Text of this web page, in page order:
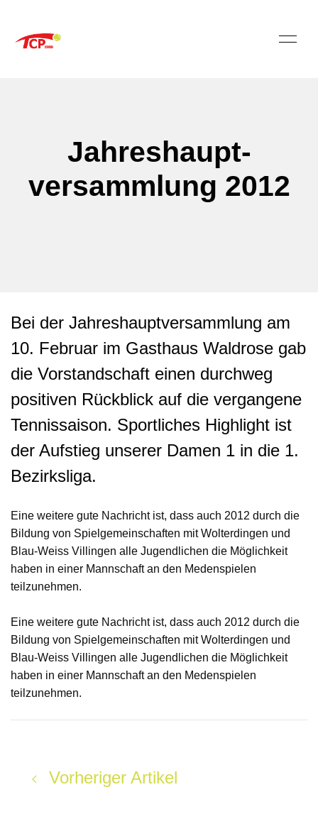
Jahreshaupt-
versammlung 2012
Bei der Jahreshauptversammlung am
10. Februar im Gasthaus Waldrose gab
die Vorstandschaft einen durchweg
positiven Rückblick auf die vergangene
Tennissaison. Sportliches Highlight ist
der Aufstieg unserer Damen 1 in die 1.
Bezirksliga.
Eine weitere gute Nachricht ist, dass auch 2012 durch die
Bildung von Spielgemeinschaften mit Wolterdingen und
Blau-Weiss Villingen alle Jugendlichen die Möglichkeit
haben in einer Mannschaft an den Medenspielen
teilzunehmen.
Eine weitere gute Nachricht ist, dass auch 2012 durch die
Bildung von Spielgemeinschaften mit Wolterdingen und
Blau-Weiss Villingen alle Jugendlichen die Möglichkeit
haben in einer Mannschaft an den Medenspielen
teilzunehmen.
Vorheriger Artikel